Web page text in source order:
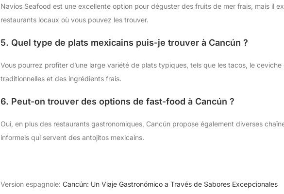
Navíos Seafood est une excellente option pour déguster des fruits de mer frais, mais il
restaurants locaux où vous pouvez les trouver.
5. Quel type de plats mexicains puis-je trouver à Cancún ?
Vous pourrez profiter d’une large variété de plats typiques, tels que les tacos, le
traditionnelles et des ingrédients frais.
6. Peut-on trouver des options de fast-food à Cancún ?
Oui, en plus des restaurants gastronomiques, Cancún propose également diverses
informels qui servent des antojitos mexicains.
Version espagnole: Cancún: Un Viaje Gastronómico a Través de Sabores Excepcionales